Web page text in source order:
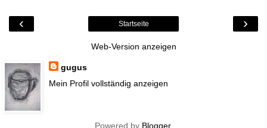
‹ ›
Startseite
Web-Version anzeigen
gugus
Mein Profil vollständig anzeigen
Powered by Blogger.